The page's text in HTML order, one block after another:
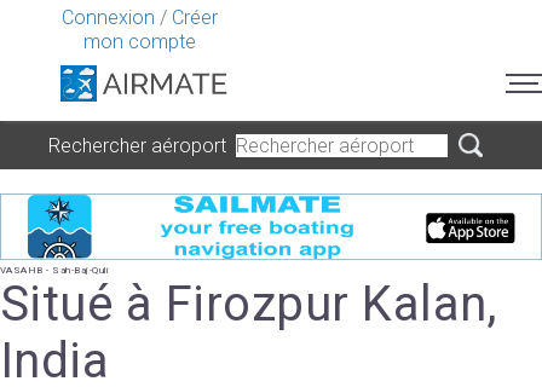
Connexion / Créer
mon compte
Rechercher aéroport
VASAHB - Sah-Baj-Quli
Situé à Firozpur Kalan,
India